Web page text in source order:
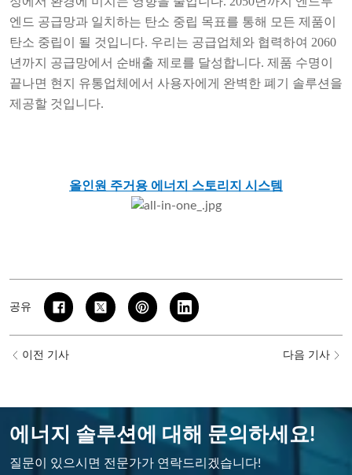
엔드 공급망과 일치하는 탄소 중립 목표를 통해 모든 제품이
탄소 중립이 될 것입니다. 우리는 공급업체와 협력하여 2060
년까지 공급망에서 순배출 제로를 달성합니다. 제품 수명이
끝나면 현지 유통업체에서 사용자에게 완벽한 폐기 솔루션을
제공할 것입니다.
올인원 주거용 에너지 스토리지 시스템
공유
이전 기사 다음 기사
에너지 솔루션에 대해 문의하세요!
질문이 있으시면 전문가가 연락드리겠습니다!